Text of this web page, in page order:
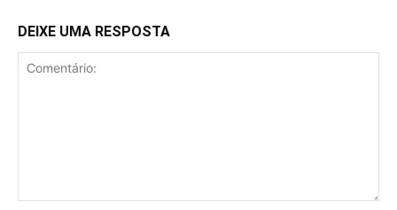
DEIXE UMA RESPOSTA